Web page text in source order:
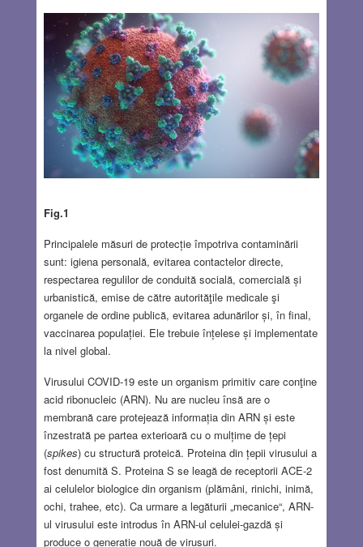
Fig.1
Principalele măsuri de protecție împotriva contaminării
sunt: igiena personală, evitarea contactelor directe,
respectarea regulilor de conduită socială, comercială și
urbanistică, emise de către autorităţile medicale şi
organele de ordine publică, evitarea adunărilor și, în final,
vaccinarea populației. Ele trebuie înțelese și implementate
la nivel global.
Virusului COVID-19 este un organism primitiv care conţine
acid ribonucleic (ARN). Nu are nucleu însă are o
membrană care protejează informația din ARN și este
înzestrată pe partea exterioară cu o mulțime de țepi
(spikes) cu structură proteică. Proteina din țepii virusului a
fost denumită S. Proteina S se leagă de receptorii ACE-2
ai celulelor biologice din organism (plămâni, rinichi, inimă,
ochi, trahee, etc). Ca urmare a legăturii „mecanice“, ARN-
ul virusului este introdus în ARN-ul celulei-gazdă și
produce o generație nouă de virusuri.